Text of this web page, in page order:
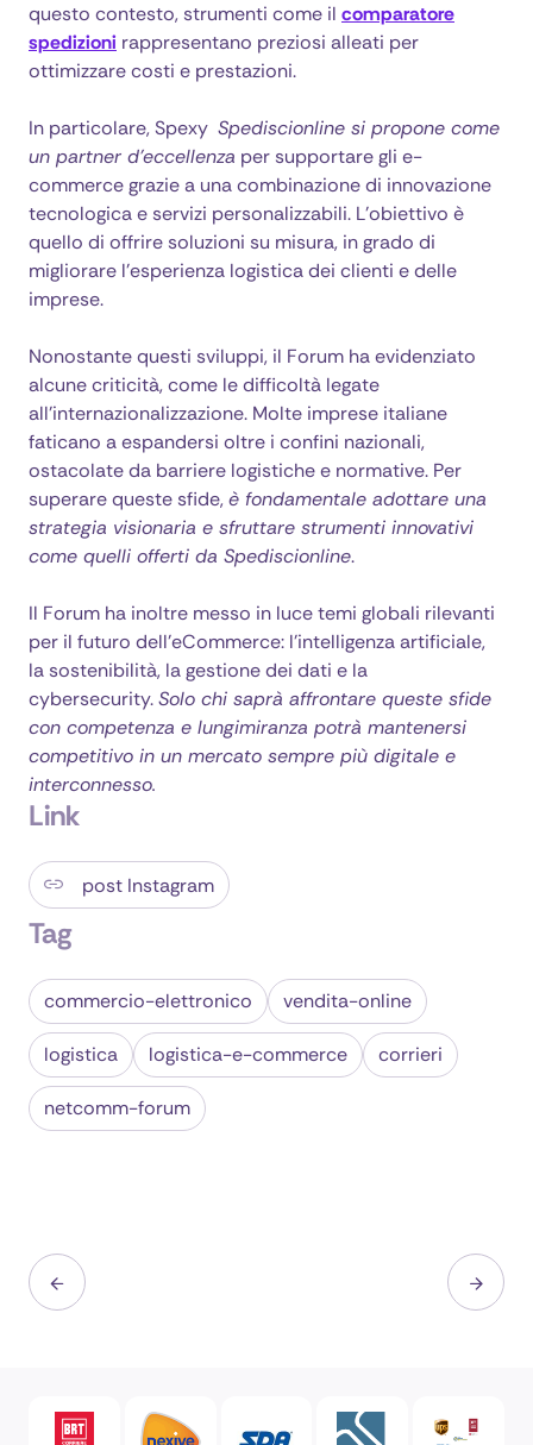
questo contesto, strumenti come il comparatore
spedizioni rappresentano preziosi alleati per
ottimizzare costi e prestazioni.
In particolare, Spexy Spediscionline si propone come
un partner d’eccellenza per supportare gli e-
commerce grazie a una combinazione di innovazione
tecnologica e servizi personalizzabili. L’obiettivo è
quello di offrire soluzioni su misura, in grado di
migliorare l’esperienza logistica dei clienti e delle
imprese.
Nonostante questi sviluppi, il Forum ha evidenziato
alcune criticità, come le difficoltà legate
all’internazionalizzazione. Molte imprese italiane
faticano a espandersi oltre i confini nazionali,
ostacolate da barriere logistiche e normative. Per
superare queste sfide,è fondamentale adottare una
strategia visionaria e sfruttare strumenti innovativi
come quelli offerti da Spediscionline.
Il Forum ha inoltre messo in luce temi globali rilevanti
per il futuro dell’eCommerce: l’intelligenza artificiale,
la sostenibilità, la gestione dei dati e la
cybersecurity.Solo chi saprà affrontare queste sfide
con competenza e lungimiranza potrà mantenersi
competitivo in un mercato sempre più digitale e
interconnesso.
Link
post Instagram
Tag
commercio-elettronico vendita-online
logistica logistica-e-commerce corrieri
netcomm-forum